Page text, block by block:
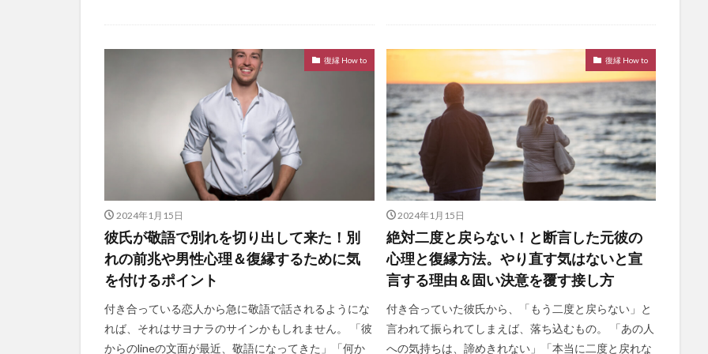
復縁 How to
2024年1月15日
彼氏が敬語で別れを切り出して来た！別
れの前兆や男性心理＆復縁するために気
を付けるポイント
付き合っている恋人から急に敬語で話されるようにな
れば、それはサヨナラのサインかもしれません。 「彼
からのlineの文面が最近、敬語になってきた」「何か
復縁 How to
2024年1月15日
絶対二度と戻らない！と断言した元彼の
心理と復縁方法。やり直す気はないと宣
言する理由＆固い決意を覆す接し方
付き合っていた彼氏から、「もう二度と戻らない」と
言われて振られてしまえば、落ち込むもの。 「あの人
への気持ちは、諦めきれない」「本当に二度と戻れな